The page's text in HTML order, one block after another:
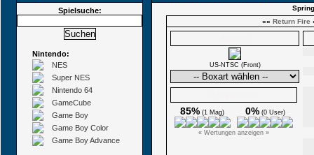
Spielsuche:
Nintendo:
NES
Super NES
Nintendo 64
GameCube
Game Boy
Game Boy Color
Game Boy Advance
«« Return Fire
US-NTSC (Front)
85% (1 Mag) 0% (0 User)
« Wertungen anzeigen »